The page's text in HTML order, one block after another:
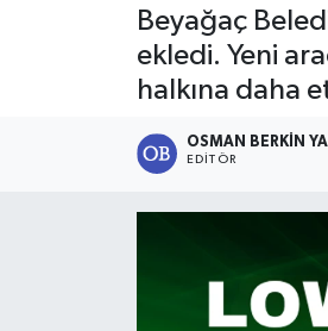
Beyağaç
ekledi. Yeni
halkına daha
OSMAN BERKIN
EDITÖR
Denizli Trafik Yoğunluk
Süper Lig Puan Durumu ve
Tüm Manşetler